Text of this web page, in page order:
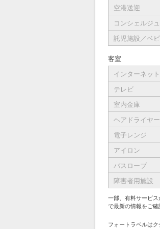
空港送迎
コンシェルジュ
託児施設／ベ
客室
インターネット
テレビ
室内金庫
ヘアドライヤー
電子レンジ
アイロン
バスローブ
障害者用施設
一部、有料サービ
で最新の情報をご確
フォートラベルは